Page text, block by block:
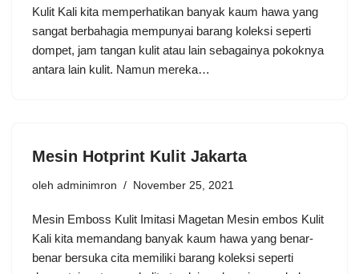
Kulit Kali kita memperhatikan banyak kaum hawa yang
sangat berbahagia mempunyai barang koleksi seperti
dompet, jam tangan kulit atau lain sebagainya pokoknya
antara lain kulit. Namun mereka…
Mesin Hotprint Kulit Jakarta
oleh adminimron November 25, 2021
Mesin Emboss Kulit Imitasi Magetan Mesin embos Kulit
Kali kita memandang banyak kaum hawa yang benar-
benar bersuka cita memiliki barang koleksi seperti